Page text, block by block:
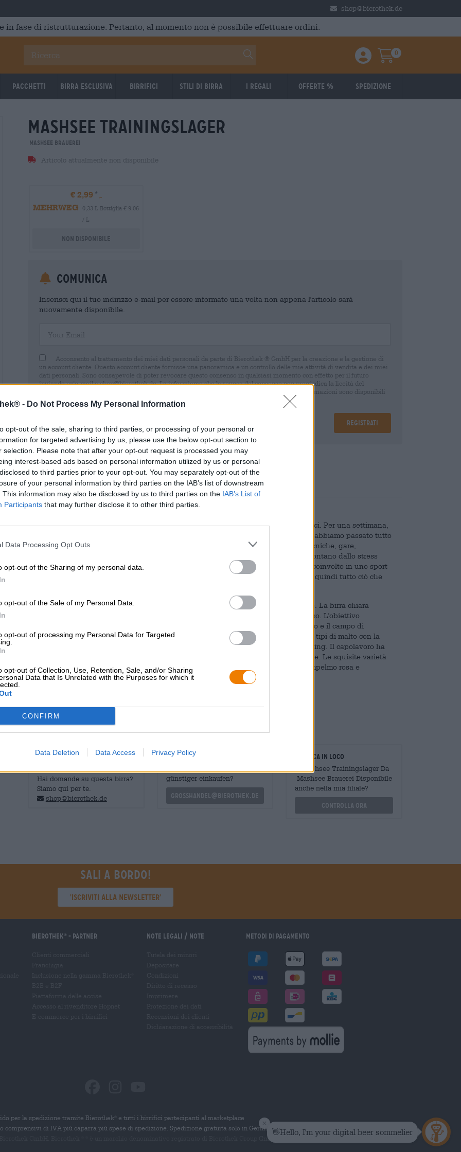
- Do Not Process My Personal Information
opt-out of the sale, sharing to third parties, or processing of your personal or
for targeted advertising by us, please use the below opt-out section to
selection. Please note that after your opt-out request is processed you may
interest-based ads based on personal information utilized by us or personal
to third parties prior to your opt-out. You may separately opt-out of the
of your personal information by third parties on the IAB’s list of downstream
This information may also be disclosed by us to third parties on the IAB’s List of
Participants that may further disclose it to other third parties.
Data Processing Opt Outs
opt-out of the Sharing of my personal data.
opt-out of the Sale of my Personal Data.
opt-out of processing my Personal Data for Targeted
opt-out of Collection, Use, Retention, Sale, and/or Sharing
Data that Is Unrelated with the Purposes for which it
CONFIRM
Data Deletion Data Access Privacy Policy
shop@bierothek.de
in fase di ristrutturazione. Pertanto, al momento non è possibile effettuare ordini.
Einloggen / Anmelden
Warenkorb
0
Pacchetti Birra Esclusiva Birrifici Stili di birra I regali Offerte % Spedizione
mashsee trainingslager
Mashsee Brauerei
Articolo attualmente non disponibile
€ 2,99
MEHRWEG
0,33 L Bottiglia € 9,06
/ L
Non disponibile
Comunica
Inserisci qui il tuo indirizzo e-mail per essere informato una volta non appena l'articolo sarà
nuovamente disponibile.
Acconsento al trattamento dei miei dati personali da parte di Bierothek ® GmbH per la creazione e la gestione di
un account cliente. Questo account cliente fornisce una panoramica e un controllo delle mie attività di vendita e dei miei
dati personali. Sono consapevole di poter revocare questo consenso in qualsiasi momento con effetto per il futuro
inviando un'e-mail a shop@bierothek.de. La informiamo che la revoca del consenso non pregiudica la liceità del
trattamento effettuato sulla base del suo consenso fino al momento della revoca. Ulteriori informazioni sono disponibili
nel nostro
dichiarazione sulla protezione dei dati
Registrati
* I prezzi sono comprensivi di IVA. Più Navigazione più Depositare € 0,08
Descrizione Informazioni Recensioni (0)
Per molti di noi, il ritiro significava divertimento illimitato con i nostri migliori amici. Per una settimana,
due o tre settimane, abbiamo lasciato casa e le rigide regole dei nostri genitori e abbiamo passato tutto
il tempo fuori e giocando a calcio, pallamano o pallavolo. Tornei, esercitazioni tecniche, gare,
allenamenti, combattimenti e falò erano all'ordine del giorno e ci hanno portato lontano dallo stress
scolastico e dalla vita di tutti i giorni per qualche giorno. A meno che tu non sia coinvolto in uno sport
professionistico, il ritiro è una cosa del passato per la maggior parte degli adulti, quindi tutto ciò che
La birra perfetta per abbandonarsi alla nostalgia è la TrainingsLager di Mashsee. La birra chiara
luppolata fu il debutto degli Hannover e gettò le basi per la loro storia di successo. L'obiettivo
dichiarato del birrificio è produrre birre sofisticate, artigianali e dal sapore intenso e il campo di
addestramento è stato l'inizio perfetto. La raffinata lager combina quattro diversi tipi di malto con la
potenza di Simcoe, Crystal e Mosaic, entrambi prodotti e utilizzati per il dry hopping. Il capolavoro ha
una piacevole gradazione alcolica del 5,5% e un livello gestibile di 36 unità amare. Le squisite varietà
di luppolo conferiscono alla creazione un succoso bouquet di mango dorato, pompelmo rosa e
mandarino maturato al sole.
CONSULENZA GRATUITA SULLA
Hai domande su questa birra?
Siamo qui per te.
shop@bierothek.de
commercianti o ristoratori
günstiger einkaufen?
grosshandel@bierothek.de
Verifica in loco
È Mashsee Trainingslager Da
Mashsee Brauerei Disponibile
anche nella mia filiale?
Controlla ora
Sali a bordo!
'Iscriviti alla newsletter'
Bierothek - Partner Note legali / Note Metodi di pagamento
per la spedizione tramite Bierothek
e tutti i birrifici partecipanti al marketplace
comprensivi di IVA più caparra più spese di spedizione. Spedizione gratuita solo in Germania.
marchio denominativo registrato di Bierothek Group GmbH. Tutti i diritti riservati.